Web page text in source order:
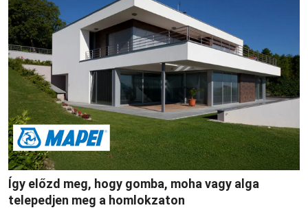
Így előzd meg, hogy gomba, moha vagy alga
telepedjen meg a homlokzaton